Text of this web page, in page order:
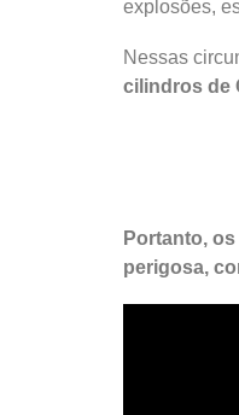
explosões,
Nessas
cilindros de
Portanto,
perigosa,